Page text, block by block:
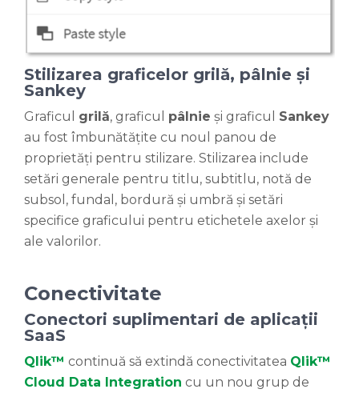
Stilizarea graficelor grilă, pâlnie și
Sankey
Graficul grilă, graficul pâlnie și graficul Sankey
au fost îmbunătățite cu noul panou de
proprietăți pentru stilizare. Stilizarea include
setări generale pentru titlu, subtitlu, notă de
subsol, fundal, bordură și umbră și setări
specifice graficului pentru etichetele axelor și
ale valorilor.
Conectivitate
Conectori suplimentari de aplicații
SaaS
Qlik™ continuă să extindă conectivitatea Qlik™
Cloud Data Integration cu un nou grup de